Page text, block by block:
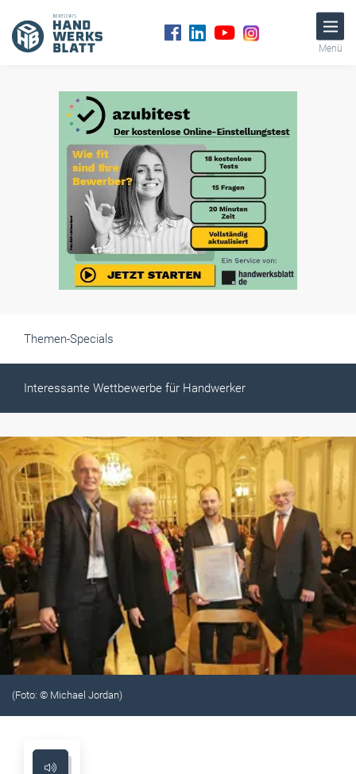
Menü
Themen-Specials
Interessante Wettbewerbe für Handwerker
(Foto: © Michael Jordan)